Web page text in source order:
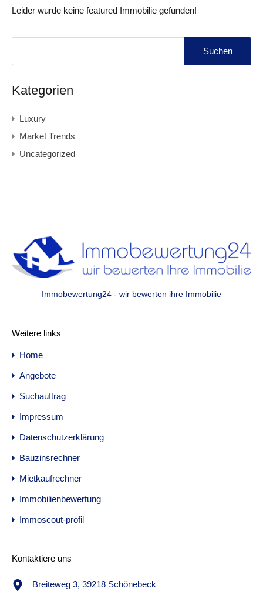
Leider wurde keine featured Immobilie gefunden!
nach:
Kategorien
Luxury
Market Trends
Uncategorized
Immobewertung24 - wir bewerten ihre Immobilie
Weitere links
Home
Angebote
Suchauftrag
Impressum
Datenschutzerklärung
Bauzinsrechner
Mietkaufrechner
Immobilienbewertung
Immoscout-profil
Kontaktiere uns
Breiteweg 3, 39218 Schönebeck